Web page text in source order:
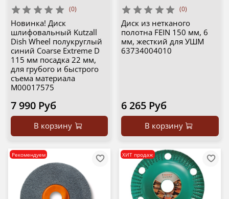
(0)
Новинка! Диск
шлифовальный Kutzall
Dish Wheel полукруглый
синий Coarse Extreme D
115 мм посадка 22 мм,
для грубого и быстрого
съема материала
М00017575
7 990 Руб
В корзину
(0)
Диск из нетканого
полотна FEIN 150 мм, 6
мм, жесткий для УШМ
63734004010
6 265 Руб
В корзину
Рекомендуем ХИТ продаж